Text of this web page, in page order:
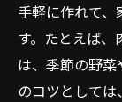
手軽に作れて
す。たとえば
は、季節の野
のコツとして